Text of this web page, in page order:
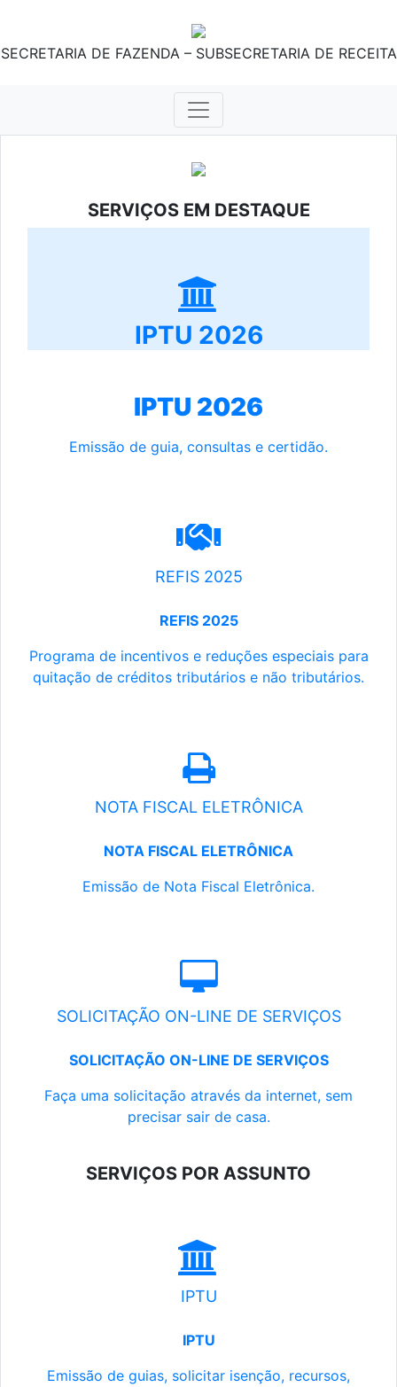
SECRETARIA DE FAZENDA – SUBSECRETARIA DE RECEITA
SERVIÇOS EM DESTAQUE
IPTU 2026
IPTU 2026
Emissão de guia, consultas e certidão.
REFIS 2025
REFIS 2025
Programa de incentivos e reduções especiais para
quitação de créditos tributários e não tributários.
NOTA FISCAL ELETRÔNICA
NOTA FISCAL ELETRÔNICA
Emissão de Nota Fiscal Eletrônica.
SOLICITAÇÃO ON-LINE DE SERVIÇOS
SOLICITAÇÃO ON-LINE DE SERVIÇOS
Faça uma solicitação através da internet, sem
precisar sair de casa.
SERVIÇOS POR ASSUNTO
IPTU
IPTU
Emissão de guias, solicitar isenção, recursos,